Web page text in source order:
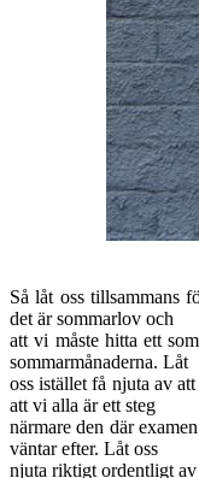
Så låt oss tillsammans
det är sommarlov och
att vi måste hitta ett
sommarmånaderna. Låt
oss istället få njuta av
att vi alla är ett steg
närmare den där
väntar efter. Låt oss
njuta riktigt ordentligt